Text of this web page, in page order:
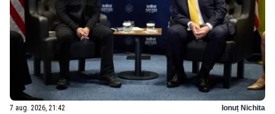
7 aug. 2026, 21:42 Ionuț Nichita